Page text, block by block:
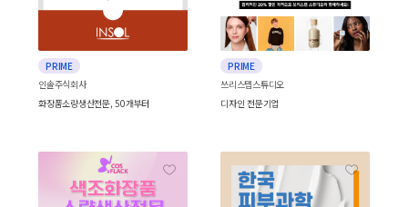
PRIME
인솔주식회사
화장품소량생산전문, 50개부터
PRIME
쓰리스텝스튜디오
디자인 전문기업